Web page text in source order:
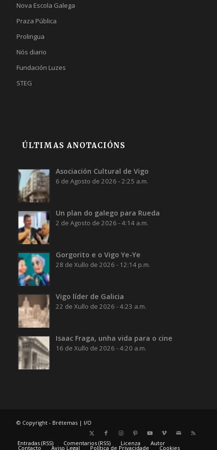
Nova Escola Galega
Praza Pública
Prolingua
Nós diario
Fundación Luzes
STEG
ÚLTIMAS ANOTACIÓNS
Asociación Cultural de Vigo
6 de Agosto de 2026 - 2:25 a.m.
Un plan do galego para Rueda
2 de Agosto de 2026 - 4:14 a.m.
Gorgorito e o Vigo Ye-Ye
28 de Xullo de 2026 - 12:14 p.m.
Vigo líder de Galicia
22 de Xullo de 2026 - 4:23 a.m.
Isaac Fraga, unha vida para o cine
16 de Xullo de 2026 - 4:20 a.m.
© Copyright - Brétemas | I/O
Entradas (RSS) Comentarios (RSS) Licenza Autor
Contacto Aviso Legal Política de Privacidade Cookies